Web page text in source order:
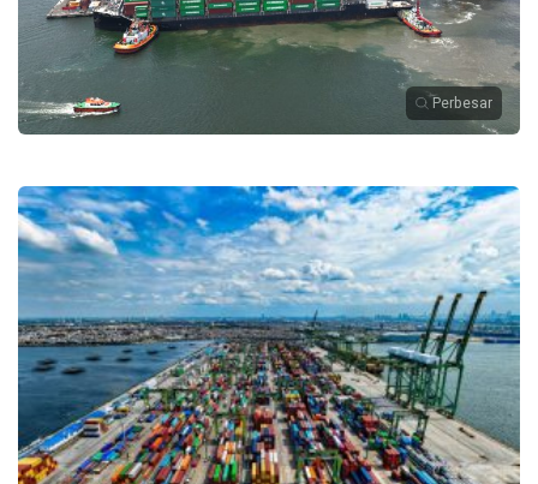
Perbesar